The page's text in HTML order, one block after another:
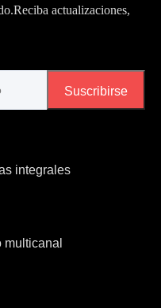
actualizaciones,
Suscribirse
integrales